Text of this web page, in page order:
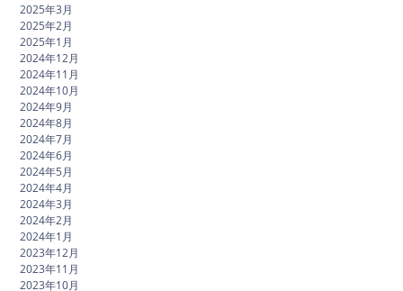
2025年3月
2025年2月
2025年1月
2024年12月
2024年11月
2024年10月
2024年9月
2024年8月
2024年7月
2024年6月
2024年5月
2024年4月
2024年3月
2024年2月
2024年1月
2023年12月
2023年11月
2023年10月